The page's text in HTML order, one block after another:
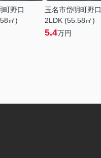
町野口
㎡)
玉名市岱明町野口
2LDK (55.58㎡)
5.4万円